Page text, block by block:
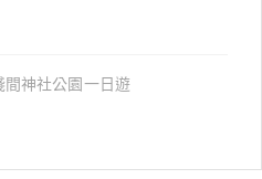
神社公園一日遊